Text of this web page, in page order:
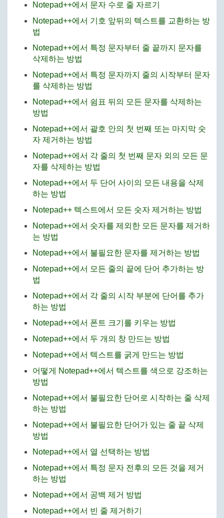
Notepad++에서 문자 수로 줄 자르기
Notepad++에서 기호 앞뒤의 텍스트를 교환하는 방
법
Notepad++에서 특정 문자부터 줄 끝까지 문자를
삭제하는 방법
Notepad++에서 특정 문자까지 줄의 시작부터 문자
를 삭제하는 방법
Notepad++에서 쉼표 뒤의 모든 문자를 삭제하는
방법
Notepad++에서 괄호 안의 첫 번째 또는 마지막 숫
자 제거하는 방법
Notepad++에서 각 줄의 첫 번째 문자 외의 모든 문
자를 삭제하는 방법
Notepad++에서 두 단어 사이의 모든 내용을 삭제
하는 방법
Notepad++ 텍스트에서 모든 숫자 제거하는 방법
Notepad++에서 숫자를 제외한 모든 문자를 제거하
는 방법
Notepad++에서 불필요한 문자를 제거하는 방법
Notepad++에서 모든 줄의 끝에 단어 추가하는 방
법
Notepad++에서 각 줄의 시작 부분에 단어를 추가
하는 방법
Notepad++에서 폰트 크기를 키우는 방법
Notepad++에서 두 개의 창 만드는 방법
Notepad++에서 텍스트를 굵게 만드는 방법
어떻게 Notepad++에서 텍스트를 색으로 강조하는
방법
Notepad++에서 불필요한 단어로 시작하는 줄 삭제
하는 방법
Notepad++에서 불필요한 단어가 있는 줄 끝 삭제
방법
Notepad++에서 열 선택하는 방법
Notepad++에서 특정 문자 전후의 모든 것을 제거
하는 방법
Notepad++에서 공백 제거 방법
Notepad++에서 빈 줄 제거하기